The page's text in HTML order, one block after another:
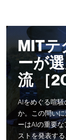
MITテ
ーが
流 ［
AIをめぐる喧
か。この問い
ーはAIの重要
ストを発表する